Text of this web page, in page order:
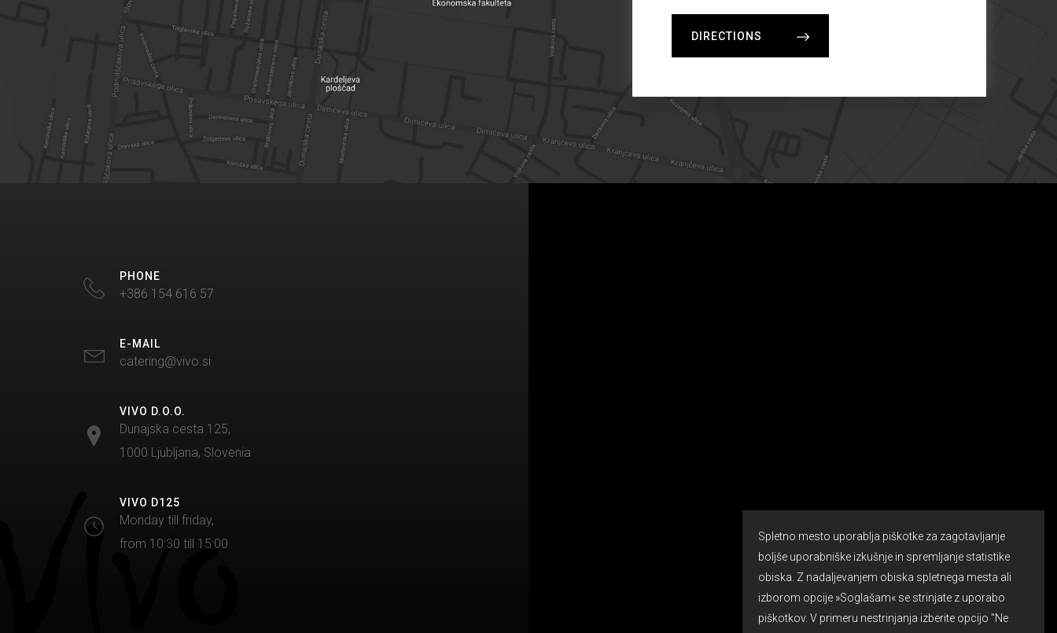
Spletno mesto uporablja piškotke za zagotavljanje
boljše uporabniške izkušnje in spremljanje statistike
obiska. Z nadaljevanjem obiska spletnega mesta ali
izborom opcije »Soglašam« se strinjate z uporabo
piškotkov. V primeru nestrinjanja izberite opcijo "Ne
DIRECTIONS
PHONE
+386 154 616 57
E-MAIL
catering@vivo.si
VIVO D.O.O.
Dunajska cesta 125,
1000 Ljubljana, Slovenia
VIVO D125
Monday till friday,
from 10:30 till 15:00